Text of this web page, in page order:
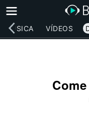
MÚSICA VÍDEOS